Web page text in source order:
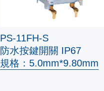
PS-11FH-S
防水按鍵開關 IP67
規格：5.0mm*9.80mm